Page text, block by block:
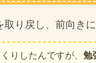
り戻し、前向きに
りしたんですが、 勉